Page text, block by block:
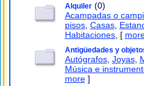
Alquiler(0)
Acampadas o
pisos, Casas,
Habitaciones, [
Antigüedades y
Autógrafos, Joyas,
Música e
more]